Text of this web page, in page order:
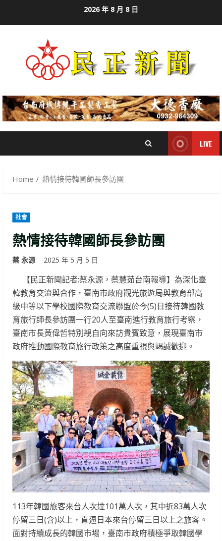
2026 年 8 月 8 日
LIVE
Home 熱情接待韓國師長參訪團
社會
熱情接待韓國師長參訪團
蔡 永源 2025 年 5 月 5 日
【民正新聞記者:蔡永源，蔡慧茹台南報導】為深化臺
韓教育交流與合作，臺南市政府觀光旅遊局與教育部高
級中等以下學校國際教育交流聯盟於今(5)日接待韓國教
育旅行師長參訪團一行20人至臺南進行教育旅行考察，
臺南市長黃偉哲特別親自向來訪貴賓致意，展現臺南市
政府推動國際教育旅行政策之高度重視與竭誠歡迎。
113年韓國旅客來台人次達101萬人次，其中近83萬人次
停留三日(含)以上，直逼日本來台停留三日以上之旅客。
面對持續成長的韓國市場，臺南市政府積極爭取韓國學